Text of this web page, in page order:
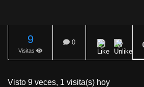
9
Visitas
0
Visto 9 veces, 1 visita(s) hoy